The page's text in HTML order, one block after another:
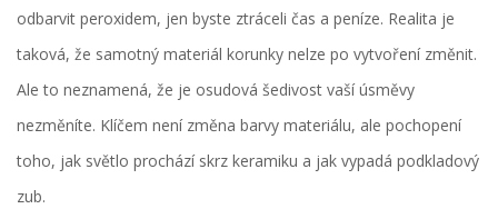
odbarvit peroxidem, jen byste ztráceli čas a peníze. Realita je
taková, že samotný materiál korunky nelze po vytvoření změnit.
Ale to neznamená, že je osudová šedivost vaší úsměvy
nezměníte. Klíčem není změna barvy materiálu, ale pochopení
toho, jak světlo prochází skrz keramiku a jak vypadá podkladový
zub.